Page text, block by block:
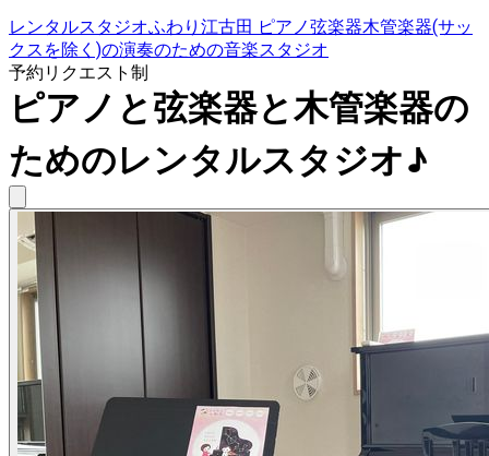
レンタルスタジオふわり江古田 ピアノ弦楽器木管楽器(サッ
クスを除く)の演奏のための音楽スタジオ
予約リクエスト制
ピアノと弦楽器と木管楽器の
ためのレンタルスタジオ♪